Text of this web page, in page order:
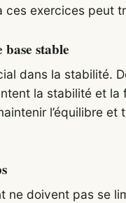
ces exercices peut
stable
dans la stabilité.
la stabilité et
l’équilibre
ne doivent pas se